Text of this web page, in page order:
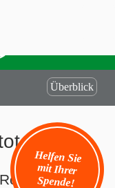
Helfen Sie
mit Ihrer
Spende!
Überblick
ist